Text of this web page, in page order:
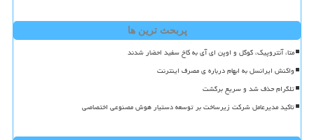
پربحث ترین ها
متا، آنتروپیک، گوگل و اوپن ای آی به کاخ سفید احضار شدند
واکنش ایرانسل به ابهام درباره ی مصرف اینترنت
تلگرام حذف شد و سریع برگشت
تاکید مدیرعامل شرکت زیرساخت بر توسعه دستیار هوش مصنوعی اختصاصی